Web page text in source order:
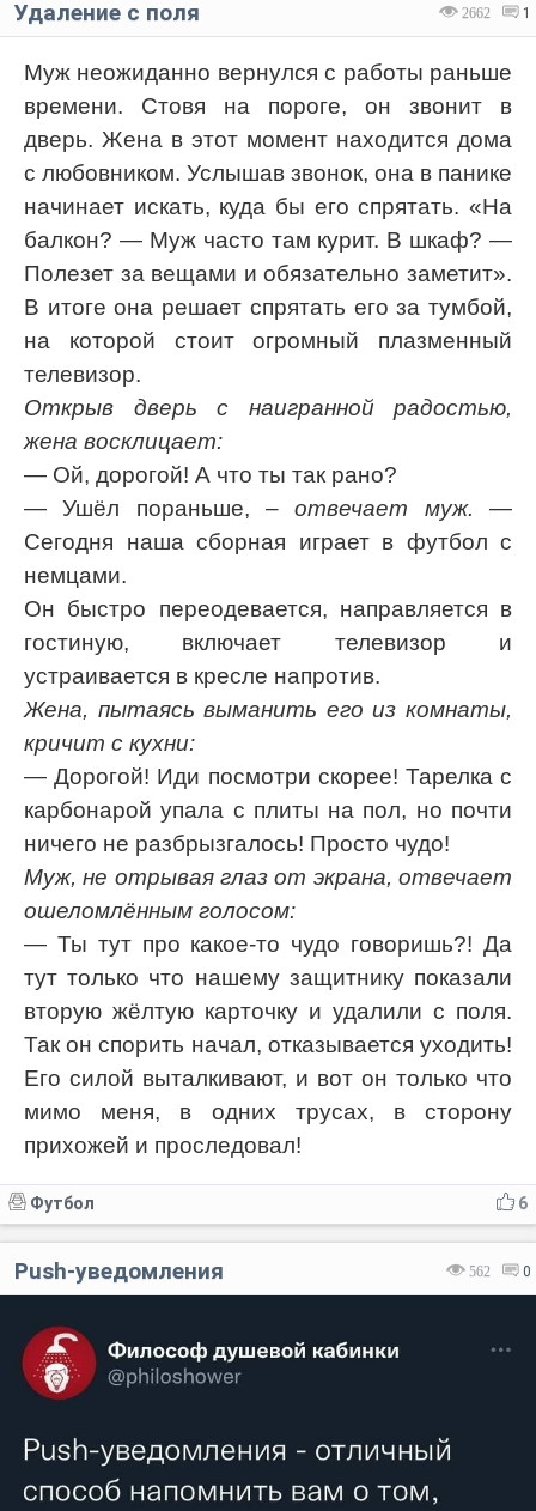
2662 1
Удаление с поля
Муж неожиданно вернулся с работы раньше
времени. Стовя на пороге, он звонит в
дверь. Жена в этот момент находится дома
с любовником. Услышав звонок, она в панике
начинает искать, куда бы его спрятать. «На
балкон? — Муж часто там курит. В шкаф? —
Полезет за вещами и обязательно заметит».
В итоге она решает спрятать его за тумбой,
на которой стоит огромный плазменный
телевизор.
Открыв дверь с наигранной радостью,
жена восклицает:
— Ой, дорогой! А что ты так рано?
— Ушёл пораньше, – отвечает муж. —
Сегодня наша сборная играет в футбол с
немцами.
Он быстро переодевается, направляется в
гостиную, включает телевизор и
устраивается в кресле напротив.
Жена, пытаясь выманить его из комнаты,
кричит с кухни:
— Дорогой! Иди посмотри скорее! Тарелка с
карбонарой упала с плиты на пол, но почти
ничего не разбрызгалось! Просто чудо!
Муж, не отрывая глаз от экрана, отвечает
ошеломлённым голосом:
— Ты тут про какое-то чудо говоришь?! Да
тут только что нашему защитнику показали
вторую жёлтую карточку и удалили с поля.
Так он спорить начал, отказывается уходить!
Его силой выталкивают, и вот он только что
мимо меня, в одних трусах, в сторону
прихожей и проследовал!
6
Футбол
562 0
Push-уведомления